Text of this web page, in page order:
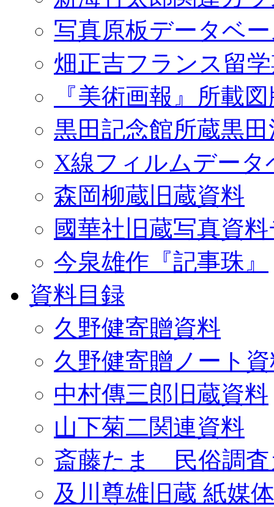
写真原板データベ
畑正吉フランス留
『美術画報』所載
黒田記念館所蔵黒
X線フィルムデータ
森岡柳蔵旧蔵資料
國華社旧蔵写真資
今泉雄作『記事珠』
資料目録
久野健寄贈資料
久野健寄贈ノート
中村傳三郎旧蔵資料
山下菊二関連資料
斎藤たま 民俗調査
及川尊雄旧蔵 紙媒